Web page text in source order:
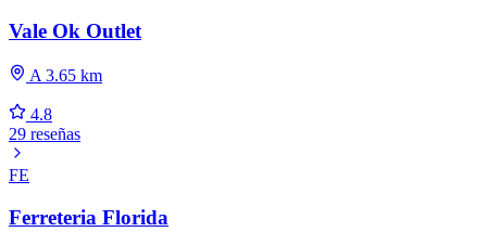
Vale Ok Outlet
A 3.65 km
4.8
29 reseñas
FE
Ferreteria Florida